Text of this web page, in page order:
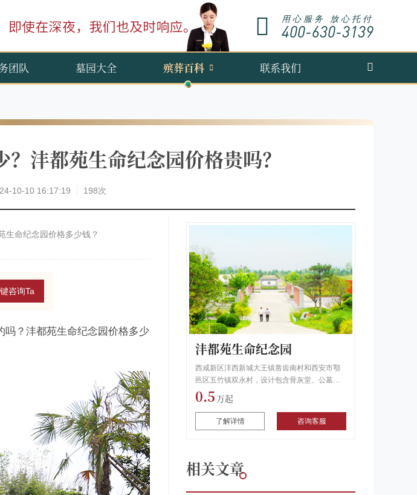
用心服务 放心托付
400-630-3139
团队 墓园大全 殡葬百科 联系我们
沣都苑生命纪念园价格贵吗？
10-10 16:17:19 198次
生命纪念园价格多少钱？
咨询Ta
吗？沣都苑生命纪念园价格多少
沣都苑生命纪念园
西咸新区沣西新城大王镇凿齿南村和西安市鄠
邑区五竹镇双永村，设计包含骨灰堂、公墓
区、行政办公区及休闲广场区等区域。墓园服
务热线：400-630-3139
0.5
了解详情 咨询客服
相关文章